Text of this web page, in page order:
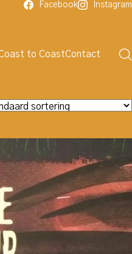
Facebook Instagram
to CoastContact